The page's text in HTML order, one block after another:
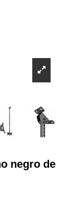
negro de